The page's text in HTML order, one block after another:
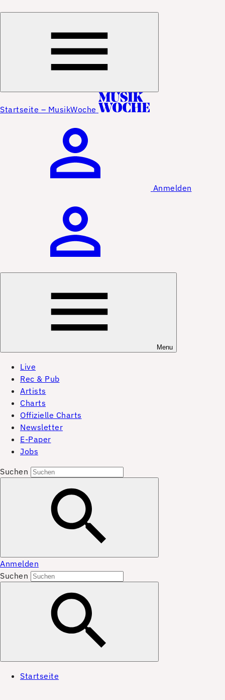
Startseite – MusikWoche
Anmelden
Menu
Live
Rec & Pub
Artists
Charts
Offizielle Charts
Newsletter
E-Paper
Jobs
Suchen
Anmelden
Suchen
Startseite